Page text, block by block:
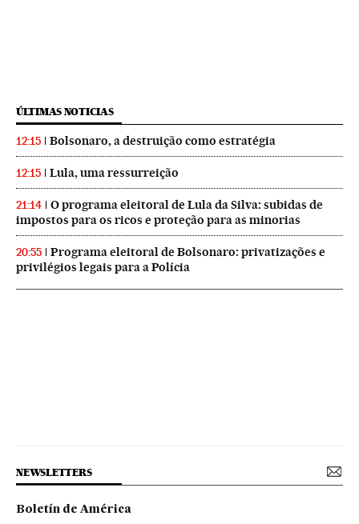
ÚLTIMAS NOTICIAS
12:15 Bolsonaro, a destruição como estratégia
12:15 Lula, uma ressurreição
21:14
O programa eleitoral de Lula da Silva: subidas de
impostos para os ricos e proteção para as minorias
20:55
Programa eleitoral de Bolsonaro: privatizações e
privilégios legais para a Polícia
NEWSLETTERS
Boletín de América